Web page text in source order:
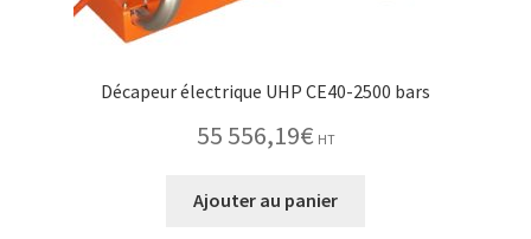
Décapeur électrique UHP CE40-2500 bars
55 556,19€ HT
Ajouter au panier